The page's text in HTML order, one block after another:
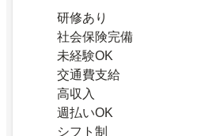
研修あり
社会保険完備
未経験OK
交通費支給
高収入
週払いOK
シフト制